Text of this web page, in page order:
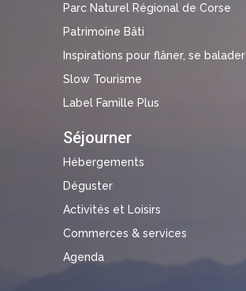
Parc Naturel Régional de Corse
Patrimoine Bâti
Inspirations pour flâner, se balader
Slow Tourisme
Label Famille Plus
Séjourner
Hébergements
Déguster
Activités et Loisirs
Commerces & services
Agenda